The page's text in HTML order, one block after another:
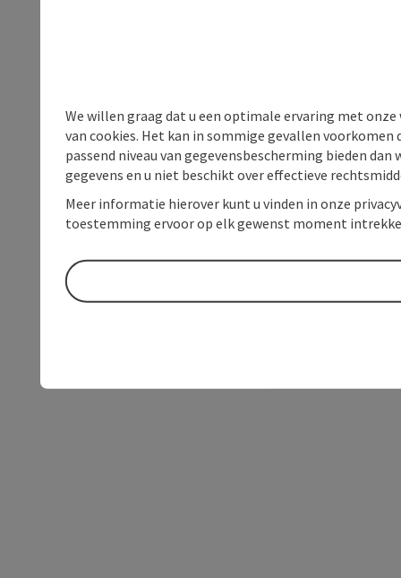
We willen graag dat u een optimale ervaring met
van cookies. Het kan in sommige gevallen voorkomen
passend niveau van gegevensbescherming bieden
gegevens en u niet beschikt over effectieve
Meer informatie hierover kunt u vinden in onze
toestemming ervoor op elk gewenst moment